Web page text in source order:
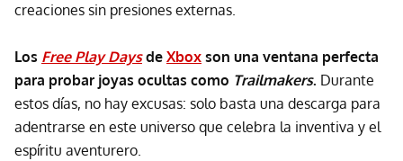
creaciones sin presiones externas.
Los Free Play Daysde Xbox son una ventana perfecta
para probar joyas ocultas como Trailmakers. Durante
estos días, no hay excusas: solo basta una descarga para
adentrarse en este universo que celebra la inventiva y el
espíritu aventurero.